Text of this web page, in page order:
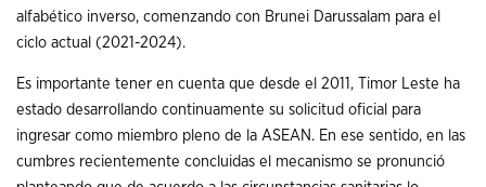
alfabético inverso, comenzando con Brunei Darussalam para el
ciclo actual (2021-2024).
Es importante tener en cuenta que desde el 2011, Timor Leste ha
estado desarrollando continuamente su solicitud oficial para
ingresar como miembro pleno de la ASEAN. En ese sentido, en las
cumbres recientemente concluidas el mecanismo se pronunció